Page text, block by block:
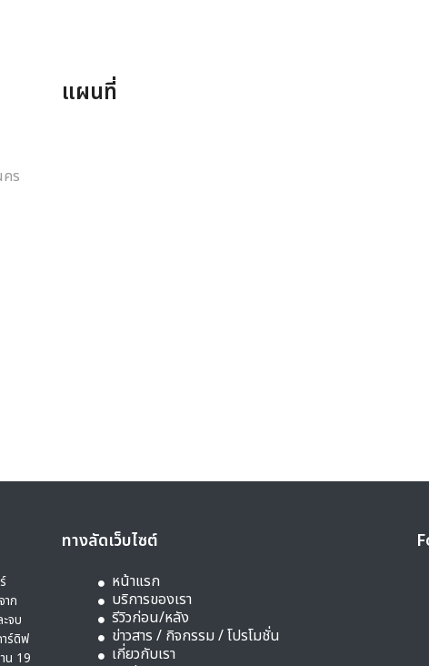
ร
แผนที่
ก
จบ
ร์ดิฟ
น 19
ทางลัดเว็บไซต์
หน้าแรก
บริการของเรา
รีวิวก่อน/หลัง
ข่าวสาร / กิจกรรม / โปรโมชั่น
เกี่ยวกับเรา